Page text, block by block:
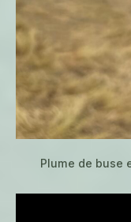
Plume de buse